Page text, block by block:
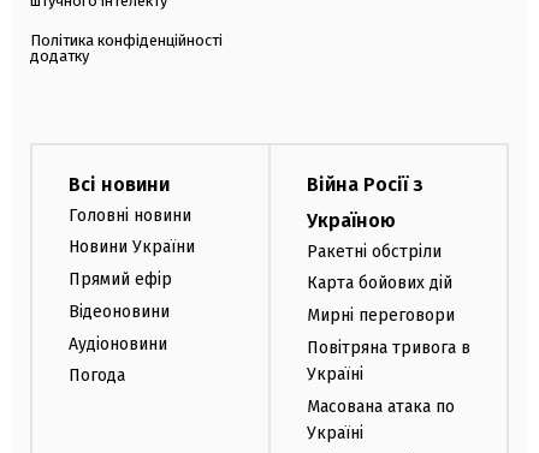
Політика конфіденційності
додатку
Всі новини
Головні новини
Новини України
Прямий ефір
Відеоновини
Аудіоновини
Погода
Війна Росії з
Україною
Ракетні обстріли
Карта бойових дій
Мирні переговори
Повітряна тривога в
Україні
Масована атака по
Україні